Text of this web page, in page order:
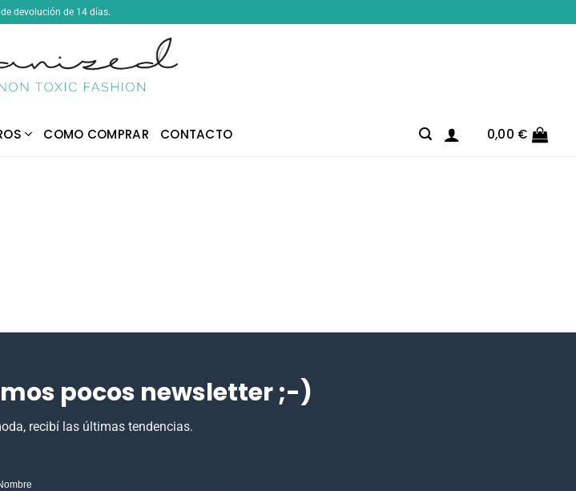
devolución de 14 días.
COMO COMPRAR CONTACTO 0,00 €
pocos newsletter ;-)
recibí las últimas tendencias.